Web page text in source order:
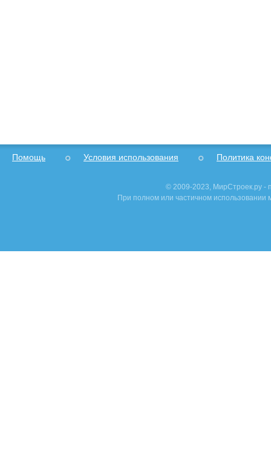
Помощь Условия использования Политика
© 2009-2023, МирСтроек.ру -
При полном или частичном использовании